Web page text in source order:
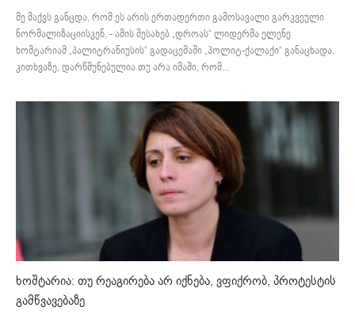
მე მაქვს განცდა, რომ ეს არის ერთადერთი გამოსავალი გარკვეული
ნორმალიზაციისკენ, - ამის შესახებ „დროას“ ლიდერმა ელენე
ხოშტარიამ „პალიტრანიუსის“ გადაცემაში „პოლიტ-ქალაქი“ განაცხადა.
კითხვაზე, დარწმუნებულია თუ არა იმაში, რომ...
ხოშტარია: თუ რეაგირება არ იქნება, ვფიქრობ, პროტესტის
გამწვავებაზე